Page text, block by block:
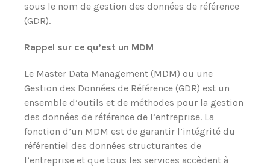
sous le nom de gestion des données de référence
(GDR).
Rappel sur ce qu’est un MDM
Le Master Data Management (MDM) ou une
Gestion des Données de Référence (GDR) est un
ensemble d’outils et de méthodes pour la gestion
des données de référence de l’entreprise. La
fonction d’un MDM est de garantir l’intégrité du
référentiel des données structurantes de
l’entreprise et que tous les services accèdent à